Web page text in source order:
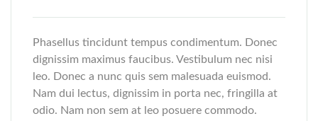
Phasellus tincidunt tempus condimentum. Donec
dignissim maximus faucibus. Vestibulum nec nisi
leo. Donec a nunc quis sem malesuada euismod.
Nam dui lectus, dignissim in porta nec, fringilla at
odio. Nam non sem at leo posuere commodo.